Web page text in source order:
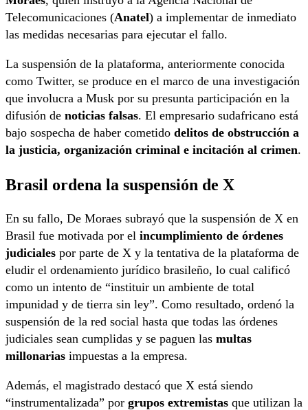
Telecomunicaciones (Anatel) a implementar de inmediato
las medidas necesarias para ejecutar el fallo.
La suspensión de la plataforma, anteriormente conocida
como Twitter, se produce en el marco de una investigación
que involucra a Musk por su presunta participación en la
difusión de noticias falsas. El empresario sudafricano está
bajo sospecha de haber cometido delitos de obstrucción a
la justicia, organización criminal e incitación al crimen.
Brasil ordena la suspensión de X
En su fallo, De Moraes subrayó que la suspensión de X en
Brasil fue motivada por el incumplimiento de órdenes
judiciales por parte de X y la tentativa de la plataforma de
eludir el ordenamiento jurídico brasileño, lo cual calificó
como un intento de “instituir un ambiente de total
impunidad y de tierra sin ley”. Como resultado, ordenó la
suspensión de la red social hasta que todas las órdenes
judiciales sean cumplidas y se paguen las multas
millonarias impuestas a la empresa.
Además, el magistrado destacó que X está siendo
“instrumentalizada” por grupos extremistas que utilizan la